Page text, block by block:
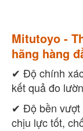
Mitutoyo -
hãng hàng
✔ Độ chính
kết quả đo
✔ Độ bền vượt
chịu lực tốt,